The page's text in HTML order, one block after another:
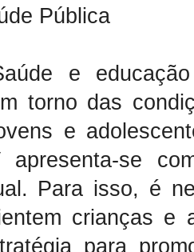
Pública
e
torno das
e
se
Para isso, é
crianças e
para